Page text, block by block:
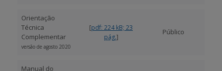
Orientação
Técnica
Complementar
versão de agosto 2020
[pdf: 224 kB; 23
pág.]
Público
Manual do